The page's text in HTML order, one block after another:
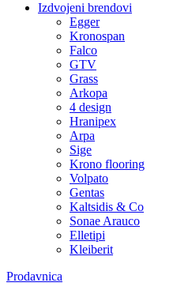
Izdvojeni brendovi
Egger
Kronospan
Falco
GTV
Grass
Arkopa
4 design
Hranipex
Arpa
Sige
Krono flooring
Volpato
Gentas
Kaltsidis & Co
Sonae Arauco
Elletipi
Kleiberit
Prodavnica